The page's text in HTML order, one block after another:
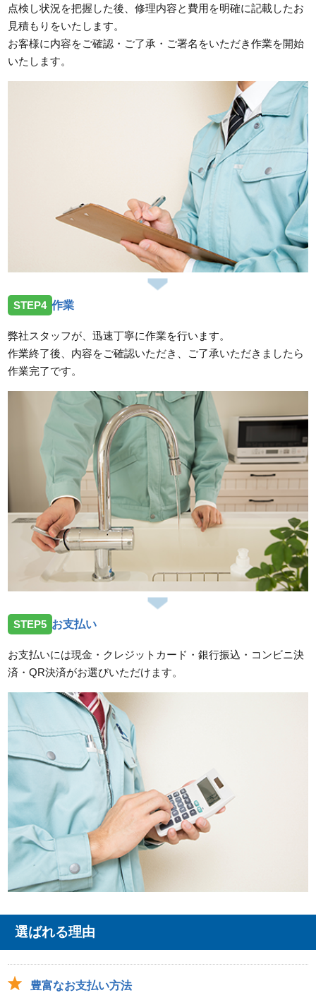
点検し状況を把握した後、修理内容と費用を明確に記載したお
見積もりをいたします。
お客様に内容をご確認・ご了承・ご署名をいただき作業を開始
いたします。
STEP4 作業
弊社スタッフが、迅速丁寧に作業を行います。
作業終了後、内容をご確認いただき、ご了承いただきましたら
作業完了です。
STEP5 お支払い
お支払いには現金・クレジットカード・銀行振込・コンビニ決
済・QR決済がお選びいただけます。
選ばれる理由
豊富なお支払い方法